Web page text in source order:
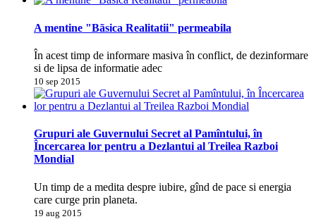
A mentine "Bãsica Realitatii" permeabila
În acest timp de informare masiva în conflict, de dezinformare
si de lipsa de informatie adec
10 sep 2015
Grupuri ale Guvernului Secret al Pamîntului, în
Încercarea lor pentru a Dezlantui al Treilea Razboi
Mondial
Un timp de a medita despre iubire, gînd de pace si energia
care curge prin planeta.
19 aug 2015